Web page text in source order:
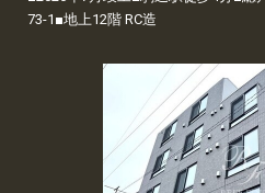
73-1■地上12階 RC造